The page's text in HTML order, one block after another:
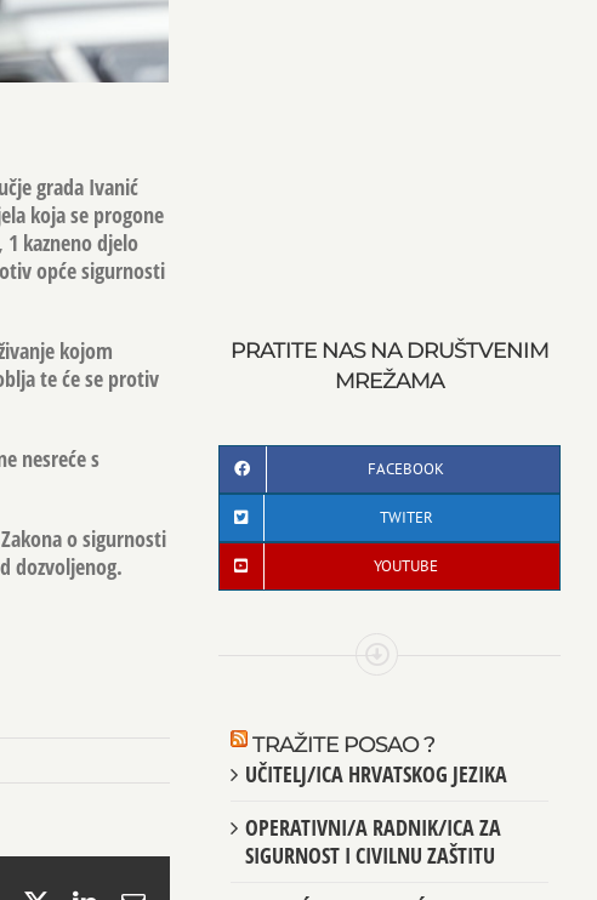
grada Ivanić
koja se progone
1 kazneno djelo
opće sigurnosti
kojom
te će se protiv
nesreće s
o sigurnosti
dozvoljenog.
PRATITE NAS NA DRUŠTVENIM
MREŽAMA
FACEBOOK
TWITER
YOUTUBE
TRAŽITE POSAO ?
UČITELJ/ICA HRVATSKOG JEZIKA
OPERATIVNI/A RADNIK/ICA ZA
SIGURNOST I CIVILNU ZAŠTITU